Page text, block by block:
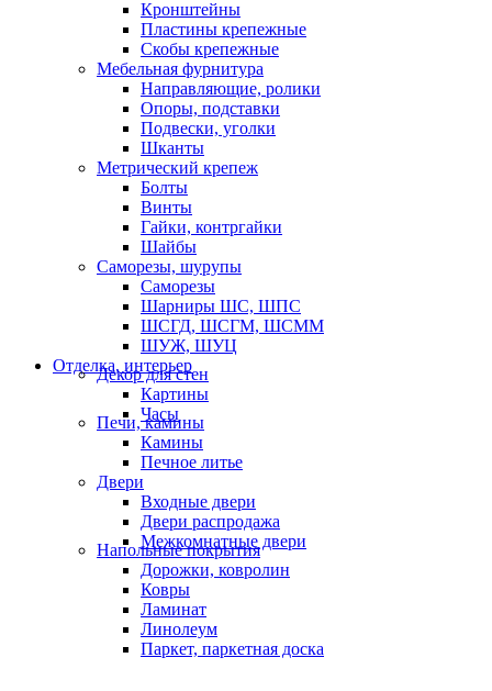
Кронштейны
Пластины крепежные
Скобы крепежные
Мебельная фурнитура
Направляющие, ролики
Опоры, подставки
Подвески, уголки
Шканты
Метрический крепеж
Болты
Винты
Гайки, контргайки
Шайбы
Саморезы, шурупы
Саморезы
Шарниры ШС, ШПС
ШСГД, ШСГМ, ШСММ
ШУЖ, ШУЦ
Отделка, интерьер
Декор для стен
Картины
Часы
Печи, камины
Камины
Печное литье
Двери
Входные двери
Двери распродажа
Межкомнатные двери
Напольные покрытия
Дорожки, ковролин
Ковры
Ламинат
Линолеум
Паркет, паркетная доска